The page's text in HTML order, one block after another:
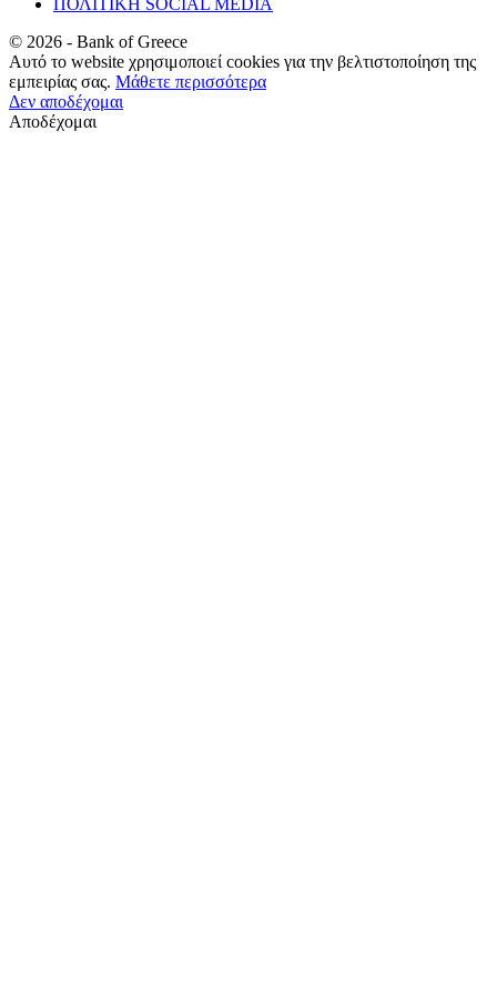
© 2026 - Bank of Greece
Αυτό το website χρησιμοποιεί cookies για την βελτιστοποίηση της
εμπειρίας σας. Μάθετε περισσότερα
Δεν αποδέχομαι
Αποδέχομαι